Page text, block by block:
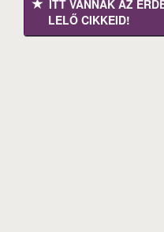
ITT VANNAK AZ
LELŐ CIKKEID!